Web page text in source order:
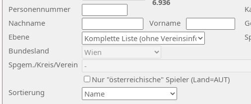
Nachname
Vorname
Ebene
Sortierung
Personennummer
Bundesland
Spgem./Kreis/Verein
Nur "österreichische" Spieler (Land=AUT)
6.936